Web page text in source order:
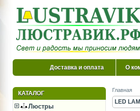
Доставка и оплата О
КАТАЛОГ
Люстры
Главная
LED